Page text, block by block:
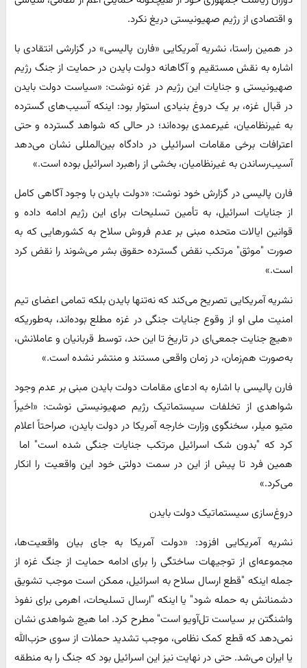
و اقتصادی از رژیم صهیونیستی دریغ نکرد.
در همین راستا، نشریه آمریکایی «فارن پالیسی» در گزارشی انتقادی با
اشاره به نقش مستقیم و آگاهانه دولت بایدن در حمایت از جنگ رژیم
صهیونیستی و جنایات این رژیم در غزه نوشت: «سیاست دولت بایدن
در قبال غزه، بر یک دروغ بنیادی استوار بود: اینکه آسیب‌های گسترده
به غیرنظامیان، غیرعمدی بوده‌اند؛ در حالی که شواهد گسترده و حتی
اعترافات برخی مقامات اسرائیلی در دادگاه بین‌المللی نشان می‌دهد
آسیب‌رساندن به غیرنظامیان، بخشی از راهبرد اسرائیل بوده است.»
فارن پالیسی در گزارش خود نوشت: «دولت بایدن با وجود آگاهی کامل
از جنایات اسرائیل، به تأمین تسلیحات برای این رژیم ادامه داده و
قوانین ایالات متحده مبنی بر عدم فروش سلاح به کشورهایی که به
صورت "موثق" مرتکب نقض گسترده حقوق بشر می‌شوند را نقض کرد
است.»
نشریه آمریکایی تصریح می‌کند که نه‌تنها بایدن بلکه تمامی اعضای تیم
امنیت ملی او از وقوع جنایات جنگی در غزه مطلع بوده‌اند، به‌طوریکه
«هیچ جنایت جمعی‌ای در تاریخ تا این حد، توسط قربانیان و عاملانش،
به‌صورت هم‌زمان، در زمان واقعی مستند و منتشر نشده است.»
فارن پالیسی با اشاره به ادعای مقامات دولت بایدن مبنی بر عدم وجود
شواهدی از تخلفات سیستماتیک رژیم صهیونیستی نوشت: «اخیراً
متیو میلر، سخنگوی وزارت خارجه آمریکا در دولت بایدن، صراحتاً اعلام
کرد که "بدون شک اسرائیل مرتکب جنایات جنگی شده است" اما
همین فرد تا پیش از این در سمت دولتی خود این واقعیت را انکار
می‌کرد.»
دروغ‌سازی سیستماتیک دولت بایدن
نشریه آمریکایی افزود: «دولت آمریکا به جای بیان واقعیت‌ها،
مجموعه‌ای از توجیهات ساختگی را برای ادامه حمایت از جنگ غزه از
جمله اینکه "قطع ارسال سلاح به اسرائیل، ممکن است موجب تشویق
دشمنانش به حمله شود" یا اینکه "ارسال تسلیحات، اهرمی برای نفوذ
واشنگتن بر سیاست تل‌آویو است" مطرح کرد. اما هیچ شواهدی نشان
نمی‌دهد که قطع کمک نظامی، موجب تشدید حملات از سوی حزب‌الله
یا ایران می‌شد. حتی در نهایت نیز این اسرائیل بود که جنگ را به منطقه